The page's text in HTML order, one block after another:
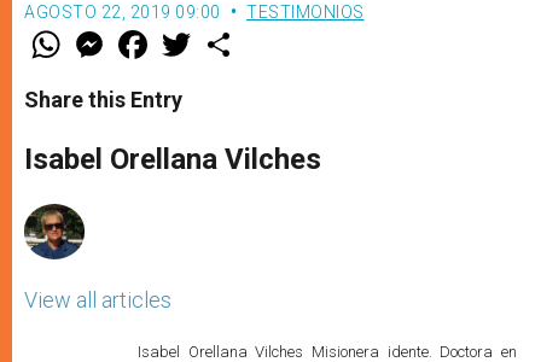
AGOSTO 22, 2019 09:00 TESTIMONIOS
W
t
s
p
p
M
e
s
e
g
e
F
a
e
b
o
k
w
r
Share this Entry
Isabel Orellana Vilches
View all articles
Isabel Orellana Vilches Misionera idente. Doctora en